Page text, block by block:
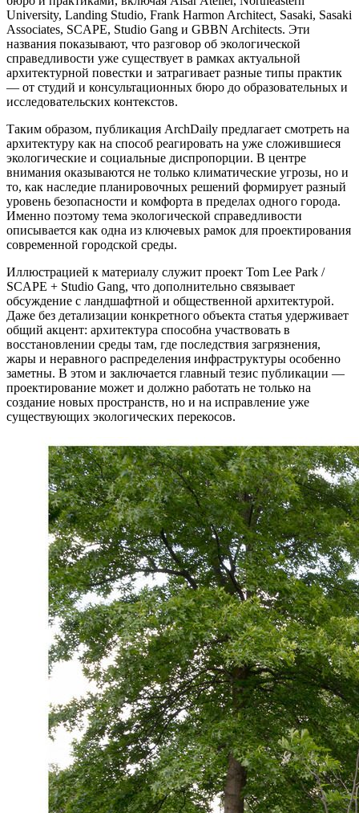
University, Landing Studio, Frank Harmon Architect, Sasaki, Sasaki
Associates, SCAPE, Studio Gang и GBBN Architects. Эти
названия показывают, что разговор об экологической
справедливости уже существует в рамках актуальной
архитектурной повестки и затрагивает разные типы практик
— от студий и консультационных бюро до образовательных и
исследовательских контекстов.
Таким образом, публикация ArchDaily предлагает смотреть на
архитектуру как на способ реагировать на уже сложившиеся
экологические и социальные диспропорции. В центре
внимания оказываются не только климатические угрозы, но и
то, как наследие планировочных решений формирует разный
уровень безопасности и комфорта в пределах одного города.
Именно поэтому тема экологической справедливости
описывается как одна из ключевых рамок для проектирования
современной городской среды.
Иллюстрацией к материалу служит проект Tom Lee Park /
SCAPE + Studio Gang, что дополнительно связывает
обсуждение с ландшафтной и общественной архитектурой.
Даже без детализации конкретного объекта статья удерживает
общий акцент: архитектура способна участвовать в
восстановлении среды там, где последствия загрязнения,
жары и неравного распределения инфраструктуры особенно
заметны. В этом и заключается главный тезис публикации —
проектирование может и должно работать не только на
создание новых пространств, но и на исправление уже
существующих экологических перекосов.